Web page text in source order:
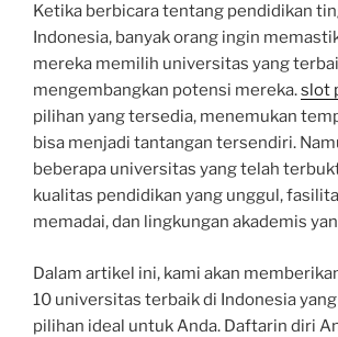
Ketika berbicara tentang pendidikan
Indonesia, banyak orang ingin
mereka memilih universitas yang
mengembangkan potensi mereka.slot
pilihan yang tersedia, menemukan
bisa menjadi tantangan tersendiri.
beberapa universitas yang telah
kualitas pendidikan yang unggul,
memadai, dan lingkungan akademis
Dalam artikel ini, kami akan
10 universitas terbaik di Indonesia
pilihan ideal untuk Anda. Daftarin diri